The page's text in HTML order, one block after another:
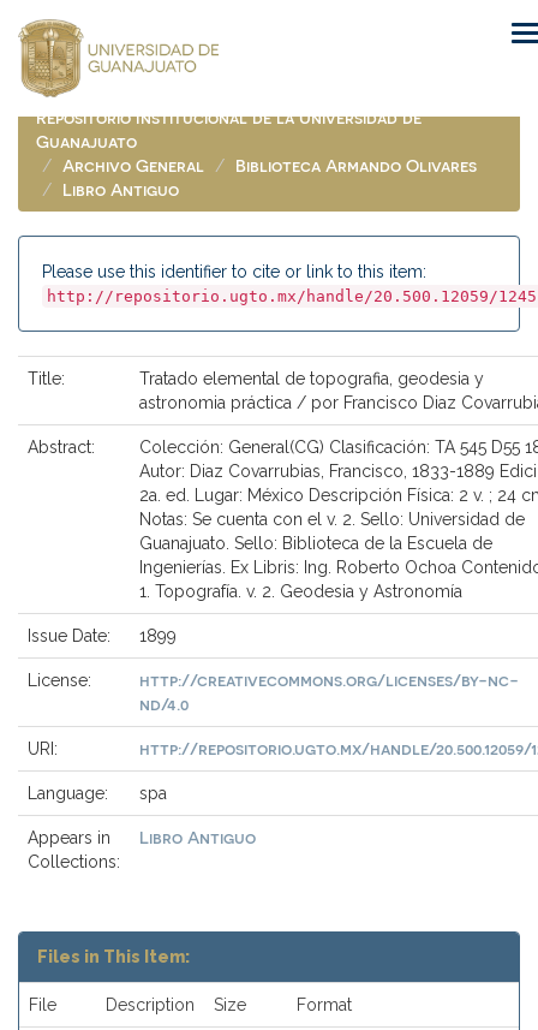
navigation
Repositorio Institucional de la Universidad de
Guanajuato
Archivo General
Biblioteca Armando Olivares
Libro Antiguo
Please use this identifier to cite or link to this item:
http://repositorio.ugto.mx/handle/20.500.12059/1245
Title:
Tratado elemental de topografia, geodesia y
astronomia práctica / por Francisco Diaz
Abstract:
Colección: General(CG) Clasificación: TA 545 D55
Autor: Diaz Covarrubias, Francisco, 1833-1889
2a. ed. Lugar: México Descripción Física: 2 v. ; 24
Notas: Se cuenta con el v. 2. Sello: Universidad de
Guanajuato. Sello: Biblioteca de la Escuela de
Ingenierías. Ex Libris: Ing. Roberto Ochoa
1. Topografía. v. 2. Geodesia y Astronomía
Issue Date: 1899
License:
http://creativecommons.org/licenses/by-nc-
nd/4.0
URI: http://repositorio.ugto.mx/handle/20.500.12059/
Language: spa
Appears in
Collections:
Libro Antiguo
Files in This Item:
File Description Size Format